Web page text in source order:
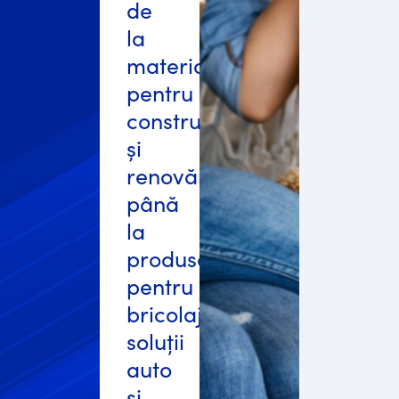
de
la
materiale
pentru
construcții
și
renovări,
până
la
produse
pentru
bricolaj,
soluții
auto